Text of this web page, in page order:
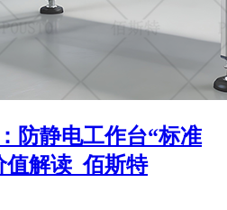
防静电工作台“标准
值解读_佰斯特